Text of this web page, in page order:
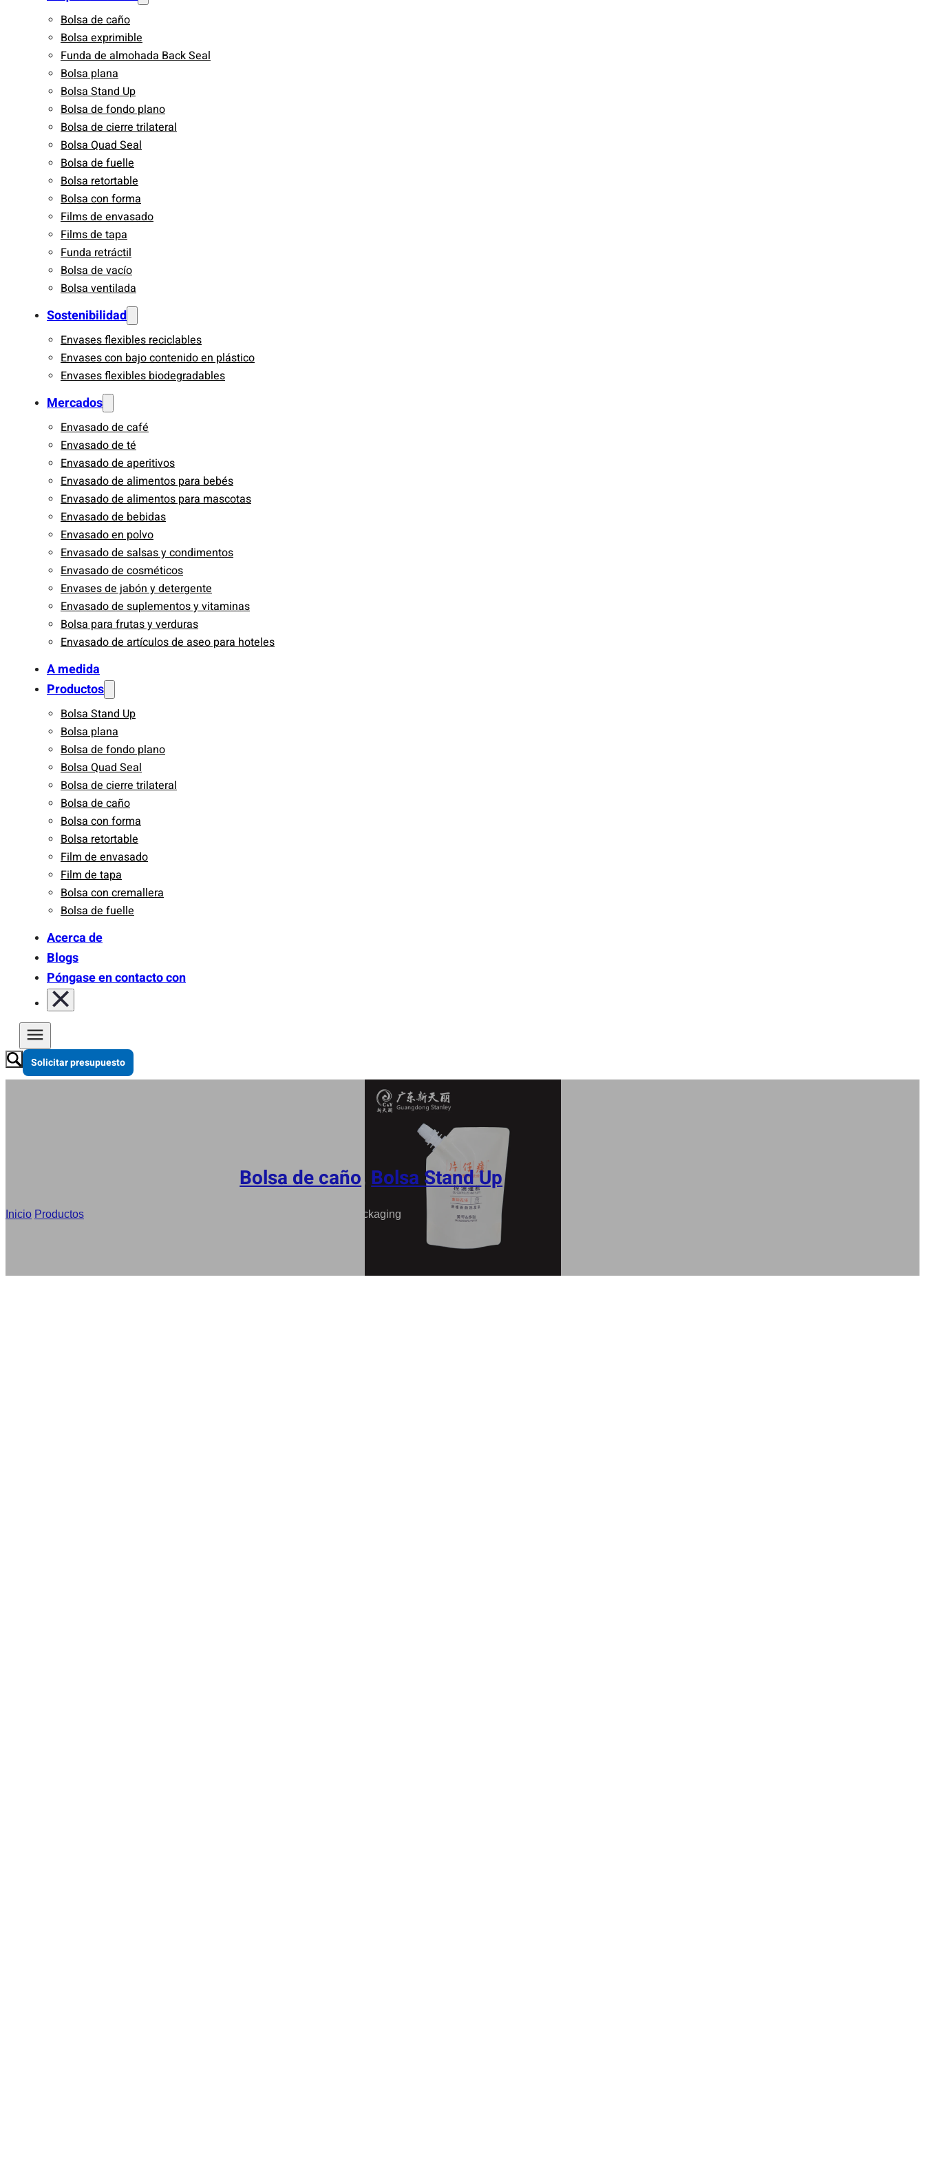
Bolsa de caño
Bolsa exprimible
Funda de almohada Back Seal
Bolsa plana
Bolsa Stand Up
Bolsa de fondo plano
Bolsa de cierre trilateral
Bolsa Quad Seal
Bolsa de fuelle
Bolsa retortable
Bolsa con forma
Films de envasado
Films de tapa
Funda retráctil
Bolsa de vacío
Bolsa ventilada
Sostenibilidad
Envases flexibles reciclables
Envases con bajo contenido en plástico
Envases flexibles biodegradables
Mercados
Envasado de café
Envasado de té
Envasado de aperitivos
Envasado de alimentos para bebés
Envasado de alimentos para mascotas
Envasado de bebidas
Envasado en polvo
Envasado de salsas y condimentos
Envasado de cosméticos
Envases de jabón y detergente
Envasado de suplementos y vitaminas
Bolsa para frutas y verduras
Envasado de artículos de aseo para hoteles
A medida
Productos
Bolsa Stand Up
Bolsa plana
Bolsa de fondo plano
Bolsa Quad Seal
Bolsa de cierre trilateral
Bolsa de caño
Bolsa con forma
Bolsa retortable
Film de envasado
Film de tapa
Bolsa con cremallera
Bolsa de fuelle
Acerca de
Blogs
Póngase en contacto con
Solicitar presupuesto
Bolsa de caño,Bolsa Stand Up
Inicio Productos OEM Stand Up Pouches With Spout, 50mg Shampoo Packaging